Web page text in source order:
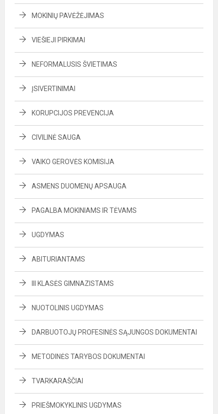
MOKINIŲ PAVĖŽĖJIMAS
VIEŠIEJI PIRKIMAI
NEFORMALUSIS ŠVIETIMAS
ĮSIVERTINIMAI
KORUPCIJOS PREVENCIJA
CIVILINĖ SAUGA
VAIKO GEROVĖS KOMISIJA
ASMENS DUOMENŲ APSAUGA
PAGALBA MOKINIAMS IR TĖVAMS
UGDYMAS
ABITURIANTAMS
III KLASĖS GIMNAZISTAMS
NUOTOLINIS UGDYMAS
DARBUOTOJŲ PROFESINĖS SĄJUNGOS DOKUMENTAI
METODINĖS TARYBOS DOKUMENTAI
TVARKARAŠČIAI
PRIEŠMOKYKLINIS UGDYMAS